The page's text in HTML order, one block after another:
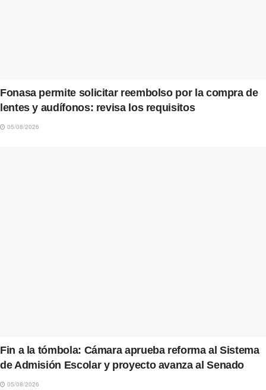
Fonasa permite solicitar reembolso por la compra de
lentes y audífonos: revisa los requisitos
05/08/2026
Fin a la tómbola: Cámara aprueba reforma al Sistema
de Admisión Escolar y proyecto avanza al Senado
05/08/2026